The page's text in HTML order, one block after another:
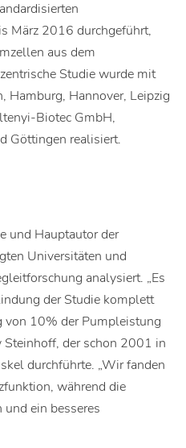
März 2016 durchgeführt,
aus dem
Studie wurde mit
Hamburg, Hannover, Leipzig
Biotec GmbH,
Göttingen realisiert.
und Hauptautor der
Universitäten und
analysiert. „Es
der Studie komplett
von 10% der Pumpleistung
Steinhoff, der schon 2001 in
durchführte. „Wir fanden
während die
ein besseres